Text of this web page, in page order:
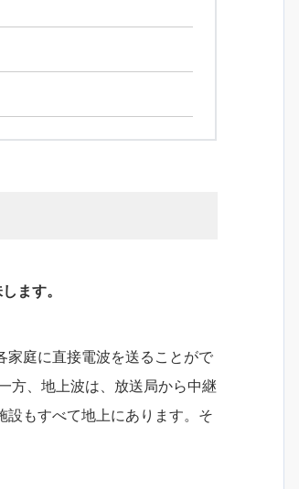
ます。
家庭に直接電波を送ることがで
方、地上波は、放送局から中継
設もすべて地上にあります。そ